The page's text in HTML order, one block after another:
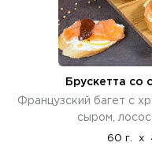
Брускетта со
Французский багет с
сыром,
60 г. x